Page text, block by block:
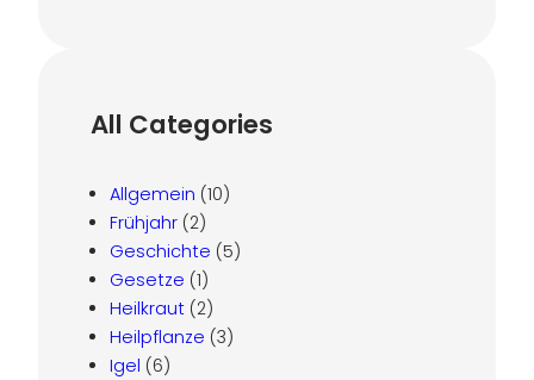
All Categories
Allgemein (10)
Frühjahr (2)
Geschichte (5)
Gesetze (1)
Heilkraut (2)
Heilpflanze (3)
Igel (6)